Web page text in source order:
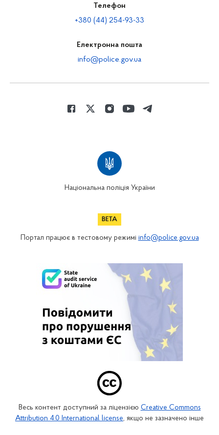
Телефон
+380 (44) 254-93-33
Електронна пошта
info@police.gov.ua
Національна поліція України
Портал працює в тестовому режимі info@police.gov.ua
Весь контент доступний за ліцензією Creative Commons
Attribution 4.0 International license, якщо не зазначено інше